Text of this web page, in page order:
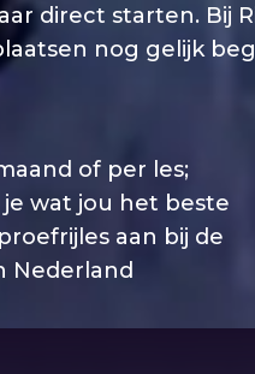
direct starten. Bij
nog gelijk
of per les;
je wat jou het beste
aan bij de
Nederland